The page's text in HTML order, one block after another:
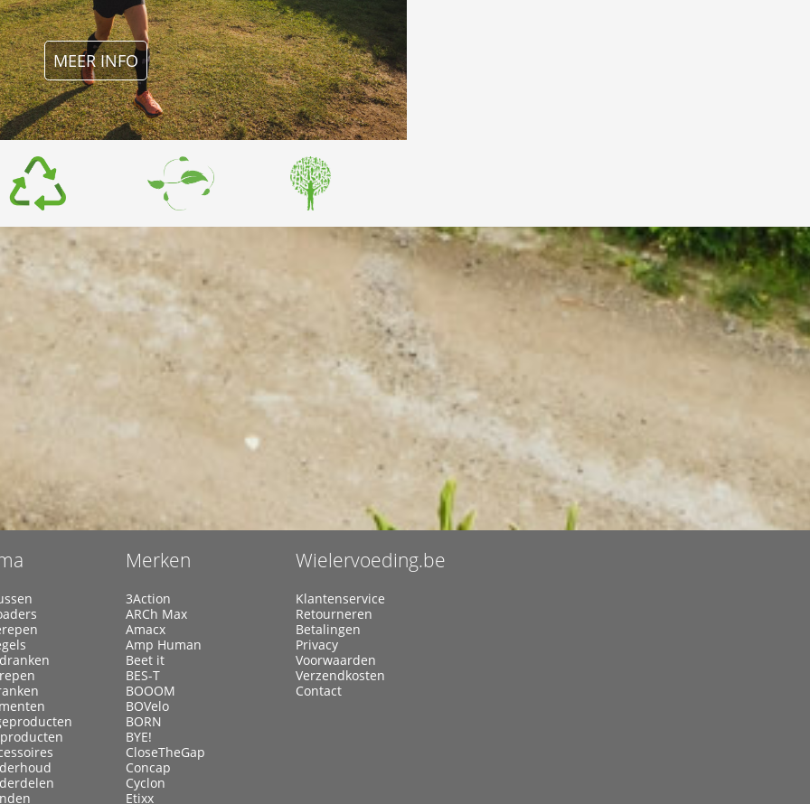
MEER INFO
Merken
3Action
ARCh Max
Amacx
Amp Human
Beet it
BES-T
BOOOM
BOVelo
BORN
BYE!
CloseTheGap
Concap
Cyclon
Etixx
Wielervoeding.be
Klantenservice
Retourneren
Betalingen
Privacy
Voorwaarden
Verzendkosten
Contact